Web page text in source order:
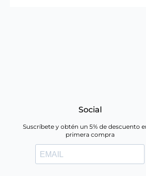
Social
Suscríbete y obtén un 5% de descuento
primera compra